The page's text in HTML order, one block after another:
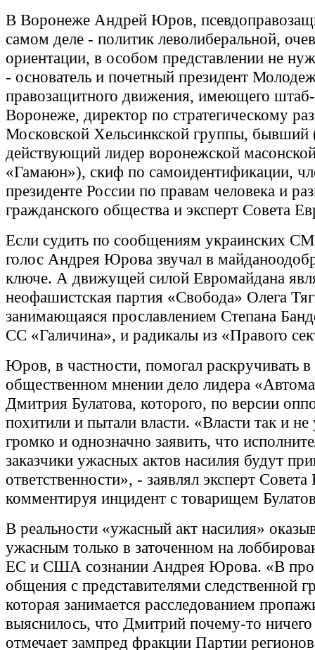
В Воронеже Андрей Юров,
самом деле - политик леволиберальной,
ориентации, в особом представлении не
- основатель и почетный президент
правозащитного движения, имеющего
Воронеже, директор по стратегическому
Московской Хельсинкской группы, бывший
действующий лидер воронежской
«Гамаюн»), скиф по самоидентификации,
президенте России по правам человека и
гражданского общества и эксперт Совета
Если судить по сообщениям украинских
голос Андрея Юрова звучал в
ключе. А движущей силой Евромайдана
неофашистская партия «Свобода» Олега
занимающаяся прославлением Степана
СС «Галичина», и радикалы из «Правого
Юров, в частности, помогал раскручивать в
общественном мнении дело лидера
Дмитрия Булатова, которого, по версии
похитили и пытали власти. «Власти так и
громко и однозначно заявить, что
заказчики ужасных актов насилия будут
ответственности», - заявлял эксперт
комментируя инцидент с товарищем
В реальности «ужасный акт насилия»
ужасным только в заточенном на
ЕС и США сознании Андрея Юрова. «В
общения с представителями следственной
которая занимается расследованием
выяснилось, что Дмитрий почему-то
отмечает зампред фракции Партии